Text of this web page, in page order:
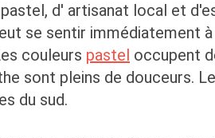
d' artisanat local et
se sentir immédiatement
couleurs pastel occupent
sont pleins de douceurs.
du sud.